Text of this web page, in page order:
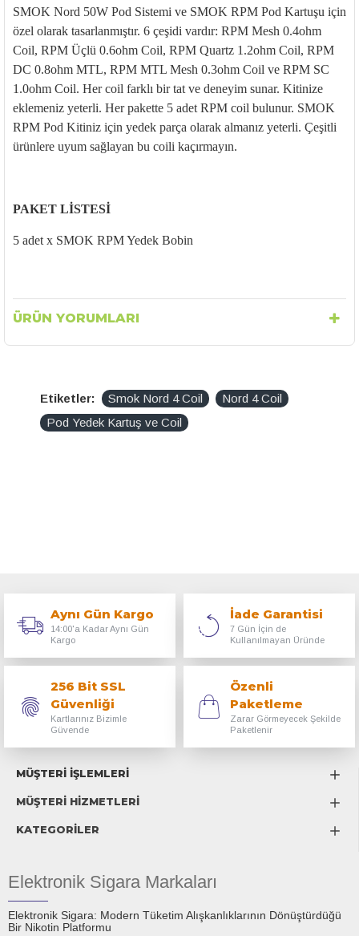
SMOK Nord 50W Pod Sistemi ve SMOK RPM Pod Kartuşu için
özel olarak tasarlanmıştır. 6 çeşidi vardır: RPM Mesh 0.4ohm
Coil, RPM Üçlü 0.6ohm Coil, RPM Quartz 1.2ohm Coil, RPM
DC 0.8ohm MTL, RPM MTL Mesh 0.3ohm Coil ve RPM SC
1.0ohm Coil. Her coil farklı bir tat ve deneyim sunar. Kitinize
eklemeniz yeterli. Her pakette 5 adet RPM coil bulunur. SMOK
RPM Pod Kitiniz için yedek parça olarak almanız yeterli. Çeşitli
ürünlere uyum sağlayan bu coili kaçırmayın.
PAKET LİSTESİ
5 adet x SMOK RPM Yedek Bobin
ÜRÜN YORUMLARI
Etiketler: Smok Nord 4 Coil
Nord 4 Coil
Pod Yedek Kartuş ve Coil
Aynı Gün Kargo
14:00'a Kadar Aynı Gün
Kargo
İade Garantisi
7 Gün İçin de
Kullanılmayan Üründe
256 Bit SSL
Güvenliği
Kartlarınız Bizimle
Güvende
Özenli
Paketleme
Zarar Görmeyecek Şekilde
Paketlenir
MÜŞTERİ İŞLEMLERİ
MÜŞTERİ HİZMETLERİ
KATEGORİLER
Elektronik Sigara Markaları
Elektronik Sigara: Modern Tüketim Alışkanlıklarının Dönüştürdüğü
Bir Nikotin Platformu